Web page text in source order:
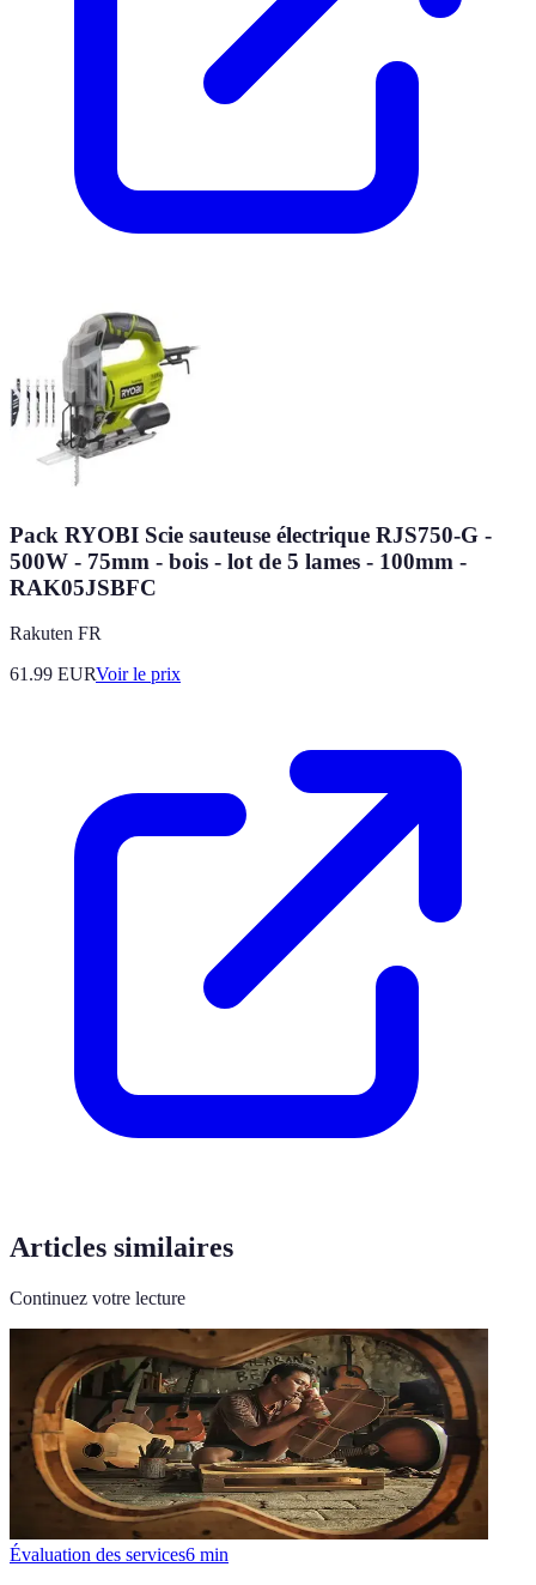
Pack RYOBI Scie sauteuse électrique RJS750-G -
500W - 75mm - bois - lot de 5 lames - 100mm -
RAK05JSBFC
Rakuten FR
61.99 EURVoir le prix
Articles similaires
Continuez votre lecture
Évaluation des services6 min